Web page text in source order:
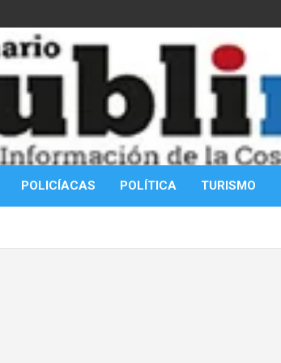
POLICÍACAS POLÍTICA TURISMO